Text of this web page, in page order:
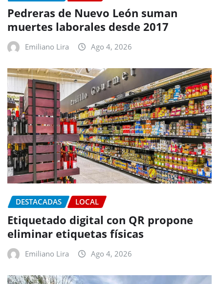
Pedreras de Nuevo León suman
muertes laborales desde 2017
Emiliano Lira Ago 4, 2026
DESTACADAS LOCAL
Etiquetado digital con QR propone
eliminar etiquetas físicas
Emiliano Lira Ago 4, 2026